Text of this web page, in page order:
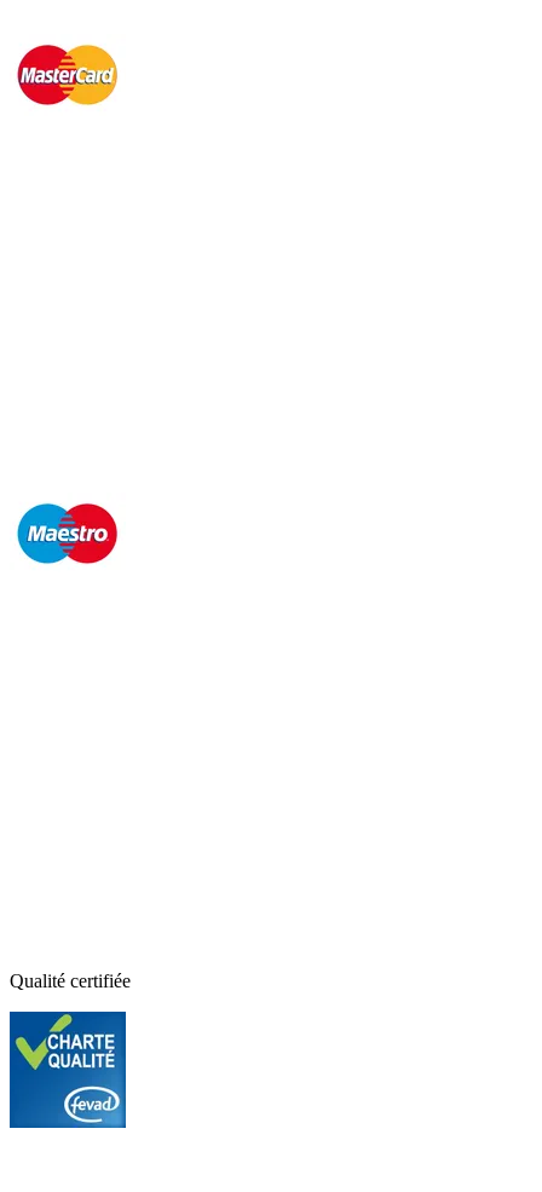
Qualité certifiée